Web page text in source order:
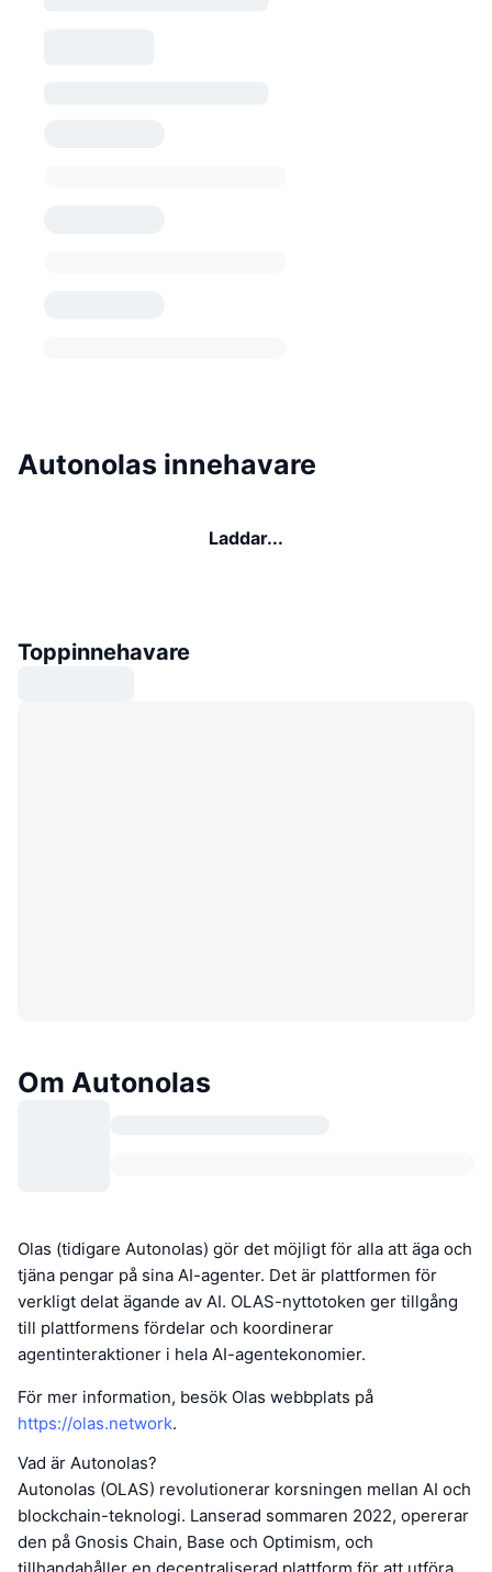
Autonolas innehavare
Laddar...
Toppinnehavare
Om Autonolas
Olas (tidigare Autonolas) gör det möjligt för alla att äga och
tjäna pengar på sina AI-agenter. Det är plattformen för
verkligt delat ägande av AI. OLAS-nyttotoken ger tillgång
till plattformens fördelar och koordinerar
agentinteraktioner i hela AI-agentekonomier.
För mer information, besök Olas webbplats på
https://olas.network.
Vad är Autonolas?
Autonolas (OLAS) revolutionerar korsningen mellan AI och
blockchain-teknologi. Lanserad sommaren 2022, opererar
den på Gnosis Chain, Base och Optimism, och